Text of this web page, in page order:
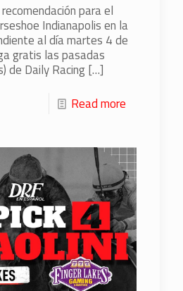
para el
Indianapolis en la
al día martes 4 de
gratis las pasadas
de Daily Racing[…]
Read more